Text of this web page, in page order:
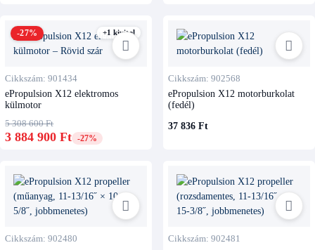
-27% +1 kivitel
Cikkszám: 901434
ePropulsion X12 elektromos
külmotor
5 308 600 Ft
3 884 900 Ft -27%
Cikkszám: 902568
ePropulsion X12 motorburkolat
(fedél)
37 836 Ft
Cikkszám: 902480 Cikkszám: 902481